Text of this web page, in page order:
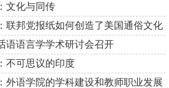
文化与同传
联邦党报纸如何创造了美国通俗文化
语语言学学术研讨会召开
不可思议的印度
外语学院的学科建设和教师职业发展